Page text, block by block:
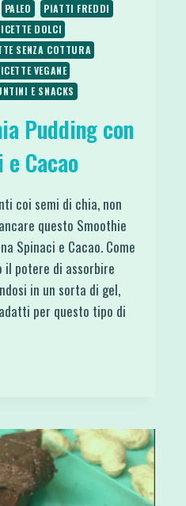
PALEO
PIATTI FREDDI
DOLCI
SENZA COTTURA
VEGANE
E SNACKS
Pudding con
e Cacao
coi semi di chia, non
questo Smoothie
Spinaci e Cacao. Come
il potere di assorbire
in un sorta di gel,
per questo tipo di